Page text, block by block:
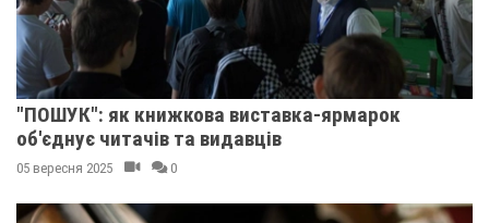
"ПОШУК": як книжкова виставка-ярмарок
об'єднує читачів та видавців
05 вересня 2025 0